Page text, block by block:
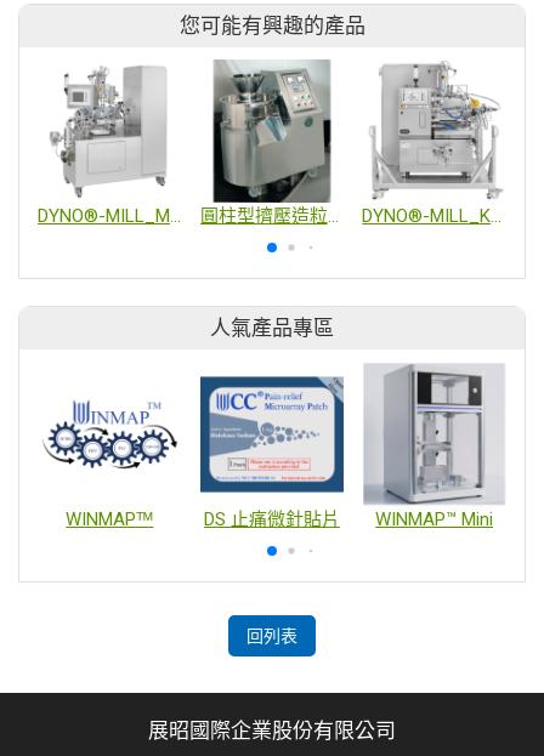
您可能有興趣的產品
DYNO®-MILL_MULTI LAB CIP/SIP 珠磨機 圓柱型擠壓造粒機 DYNO®-MILL_KD6 CIP/SIP 珠磨機
人氣產品專區
WINMAPᵀᴹ DS 止痛微針貼片 WINMAP™ Mini
回列表
展昭國際企業股份有限公司